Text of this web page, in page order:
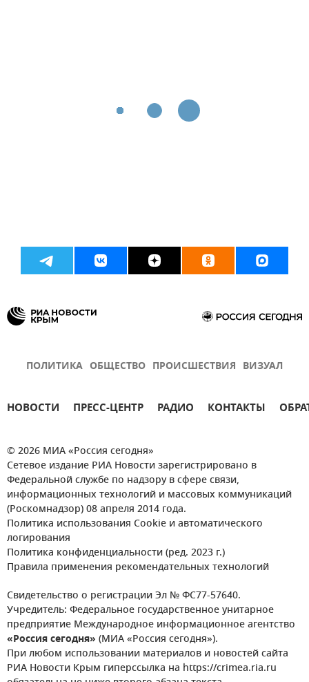
ПОЛИТИКА ОБЩЕСТВО ПРОИСШЕСТВИЯ ВИЗУАЛ
НОВОСТИ ПРЕСС-ЦЕНТР РАДИО КОНТАКТЫ
© 2026 МИА «Россия сегодня»
Сетевое издание РИА Новости зарегистрировано в
Федеральной службе по надзору в сфере связи,
информационных технологий и массовых коммуникаций
(Роскомнадзор) 08 апреля 2014 года.
Политика использования Cookie и автоматического
логирования
Политика конфиденциальности (ред. 2023 г.)
Правила применения рекомендательных технологий
Свидетельство о регистрации Эл № ФС77-57640.
Учредитель: Федеральное государственное унитарное
предприятие Международное информационное агентство
«Россия сегодня» (МИА «Россия сегодня»).
При любом использовании материалов и новостей сайта
РИА Новости Крым гиперссылка на https://crimea.ria.ru